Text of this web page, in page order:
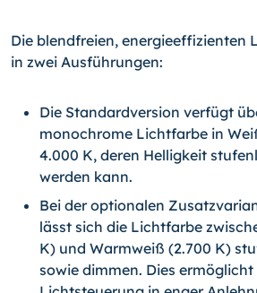
Die blendfreien, energieeffizienten
in zwei Ausführungen:
Die Standardversion verfügt
monochrome Lichtfarbe in
4.000 K, deren Helligkeit
werden kann.
Bei der optionalen
lässt sich die Lichtfarbe
K) und Warmweiß (2.700 K)
sowie dimmen. Dies